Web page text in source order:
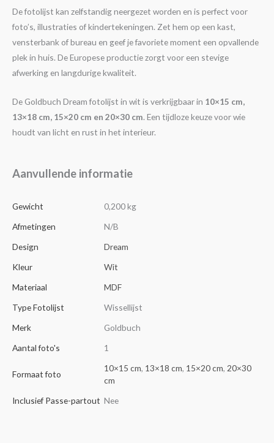
De fotolijst kan zelfstandig neergezet worden en is perfect voor
foto’s, illustraties of kindertekeningen. Zet hem op een kast,
vensterbank of bureau en geef je favoriete moment een opvallende
plek in huis. De Europese productie zorgt voor een stevige
afwerking en langdurige kwaliteit.
De Goldbuch Dream fotolijst in wit is verkrijgbaar in 10×15 cm,
13×18 cm, 15×20 cm en 20×30 cm. Een tijdloze keuze voor wie
houdt van licht en rust in het interieur.
Aanvullende informatie
Gewicht
0,200 kg
Afmetingen
N/B
Design
Dream
Kleur
Wit
Materiaal
MDF
Type Fotolijst
Wissellijst
Merk
Goldbuch
Aantal foto's
1
Formaat foto
10×15 cm, 13×18 cm, 15×20 cm, 20×30
cm
Inclusief Passe-partout Nee